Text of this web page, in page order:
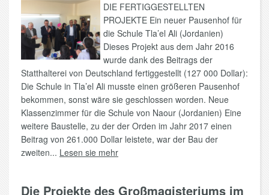
DIE FERTIGGESTELLTEN
PROJEKTE Ein neuer Pausenhof für
die Schule Tla’el Ali (Jordanien)
Dieses Projekt aus dem Jahr 2016
wurde dank des Beitrags der
Statthalterei von Deutschland fertiggestellt (127 000 Dollar):
Die Schule in Tla’el Ali musste einen größeren Pausenhof
bekommen, sonst wäre sie geschlossen worden. Neue
Klassenzimmer für die Schule von Naour (Jordanien) Eine
weitere Baustelle, zu der der Orden im Jahr 2017 einen
Beitrag von 261.000 Dollar leistete, war der Bau der
zweiten... Lesen sie mehr
Die Projekte des Großmagisteriums im